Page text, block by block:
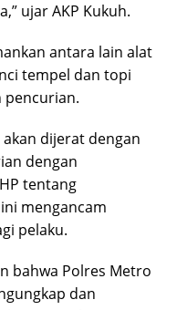
ujar AKP Kukuh.
antara lain alat
tempel dan topi
pencurian.
dijerat dengan
dengan
tentang
mengancam
pelaku.
bahwa Polres Metro
dan